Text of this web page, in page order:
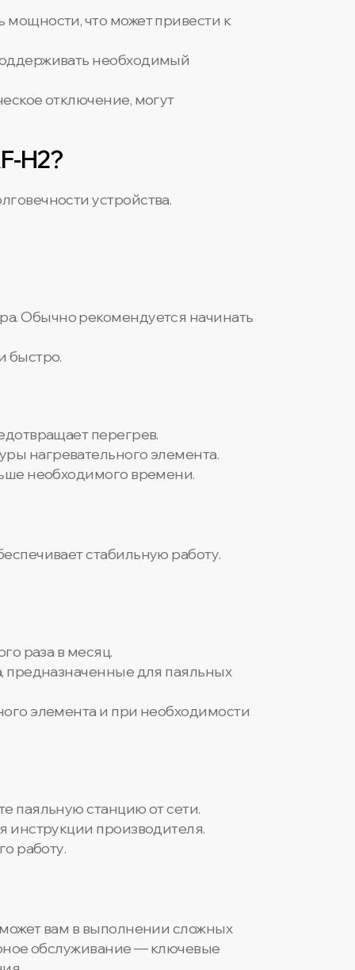
что может привести к
необходимый
отключение, могут
H2?
устройства.
Обычно рекомендуется начинать
быстро.
перегрев.
нагревательного элемента.
необходимого времени.
стабильную работу.
раза в месяц.
предназначенные для паяльных
элемента и при необходимости
паяльную станцию от сети.
инструкции производителя.
работу.
вам в выполнении сложных
обслуживание — ключевые